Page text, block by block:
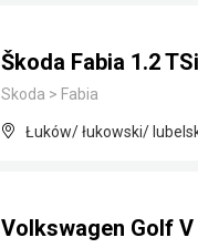
Škoda Fabia 1.2
Skoda > Fabia
Łuków/ łukowski/
Volkswagen Golf V